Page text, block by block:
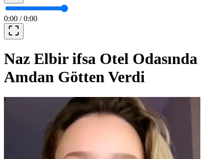
0:00 /0:00
Naz Elbir ifsa Otel Odasında
Amdan Götten Verdi